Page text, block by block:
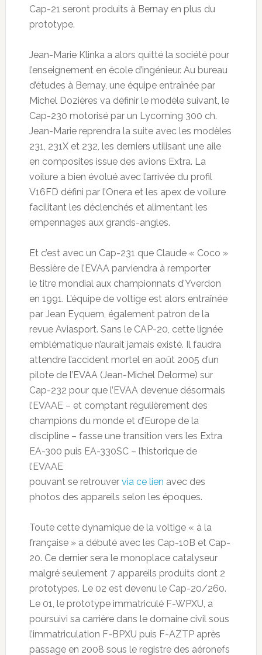
Cap-21 seront produits à Bernay en plus du
prototype.
Jean-Marie Klinka a alors quitté la société pour
l’enseignement en école d’ingénieur. Au bureau
d’études à Bernay, une équipe entraînée par
Michel Dozières va définir le modèle suivant, le
Cap-230 motorisé par un Lycoming 300 ch.
Jean-Marie reprendra la suite avec les modèles
231, 231X et 232, les derniers utilisant une aile
en composites issue des avions Extra. La
voilure a bien évolué avec l’arrivée du profil
V16FD défini par l’Onera et les apex de voilure
facilitant les déclenchés et alimentant les
empennages aux grands-angles.
Et c’est avec un Cap-231 que Claude « Coco »
Bessière de l’EVAA parviendra à remporter
le titre mondial aux championnats d’Yverdon
en 1991. L’équipe de voltige est alors entraînée
par Jean Eyquem, également patron de la
revue Aviasport. Sans le CAP-20, cette lignée
emblématique n’aurait jamais existé. Il faudra
attendre l’accident mortel en août 2005 d’un
pilote de l’EVAA (Jean-Michel Delorme) sur
Cap-232 pour que l’EVAA devenue désormais
l’EVAAE – et comptant régulièrement des
champions du monde et d’Europe de la
discipline – fasse une transition vers les Extra
EA-300 puis EA-330SC – l’historique de
l’EVAAE
pouvant se retrouver via ce lien avec des
photos des appareils selon les époques.
Toute cette dynamique de la voltige « à la
française » a débuté avec les Cap-10B et Cap-
20. Ce dernier sera le monoplace catalyseur
malgré seulement 7 appareils produits dont 2
prototypes. Le 02 est devenu le Cap-20/260.
Le 01, le prototype immatriculé F-WPXU, a
poursuivi sa carrière dans le domaine civil sous
l’immatriculation F-BPXU puis F-AZTP après
passage en 2008 sous le registre des aéronefs